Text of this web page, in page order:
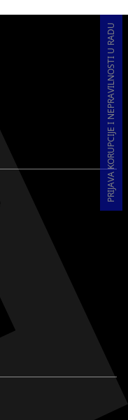
PRIJAVA KORUPCIJE I NEPRAVILNOSTI U RADU